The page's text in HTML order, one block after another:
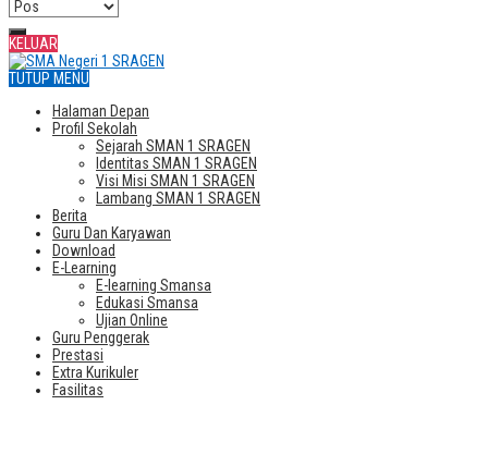
KELUAR
TUTUP MENU
Halaman Depan
Profil Sekolah
Sejarah SMAN 1 SRAGEN
Identitas SMAN 1 SRAGEN
Visi Misi SMAN 1 SRAGEN
Lambang SMAN 1 SRAGEN
Berita
Guru Dan Karyawan
Download
E-Learning
E-learning Smansa
Edukasi Smansa
Ujian Online
Guru Penggerak
Prestasi
Extra Kurikuler
Fasilitas